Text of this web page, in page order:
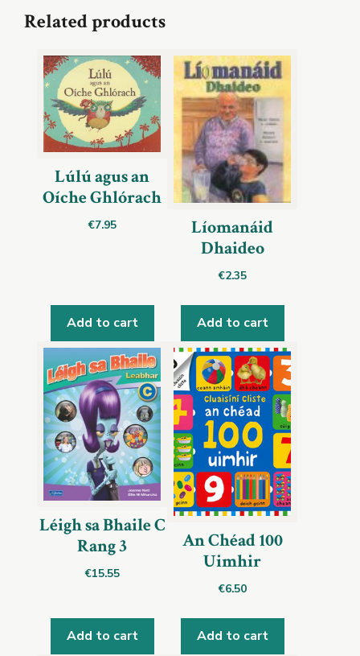
Related products
Lúlú agus an
Oíche Ghlórach
€7.95
Add to cart
Líomanáid
Dhaideo
€2.35
Add to cart
Léigh sa Bhaile C
Rang 3
€15.55
Add to cart
An Chéad 100
Uimhir
€6.50
Add to cart